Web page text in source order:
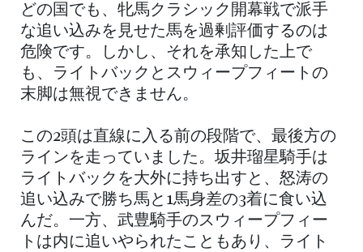
どの国でも、牝馬クラシック開幕戦で派手
な追い込みを見せた馬を過剰評価するのは
危険です。しかし、それを承知した上で
も、ライトバックとスウィープフィートの
末脚は無視できません。
この2頭は直線に入る前の段階で、最後方の
ラインを走っていました。坂井瑠星騎手は
ライトバックを大外に持ち出すと、怒涛の
追い込みで勝ち馬と1馬身差の3着に食い込
んだ。一方、武豊騎手のスウィープフィー
トは内に追いやられたこともあり、ライト